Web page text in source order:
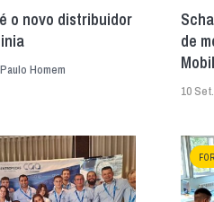
o novo distribuidor
Paulo Homem
de
10